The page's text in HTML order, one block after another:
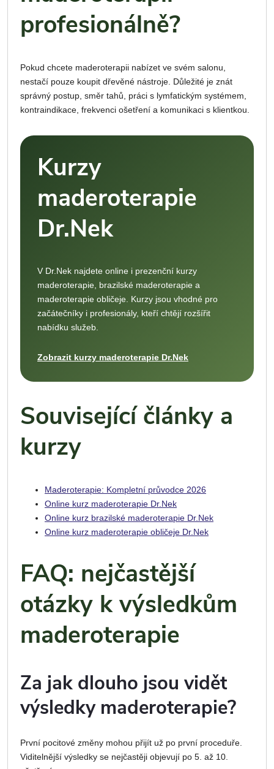
profesionálně?
Pokud chcete maderoterapii nabízet ve svém salonu,
nestačí pouze koupit dřevěné nástroje. Důležité je znát
správný postup, směr tahů, práci s lymfatickým systémem,
kontraindikace, frekvenci ošetření a komunikaci s klientkou.
Kurzy
maderoterapie
Dr.Nek
V Dr.Nek najdete online i prezenční kurzy
maderoterapie, brazilské maderoterapie a
maderoterapie obličeje. Kurzy jsou vhodné pro
začátečníky i profesionály, kteří chtějí rozšířit
nabídku služeb.
Zobrazit kurzy maderoterapie Dr.Nek
Související články a
kurzy
Maderoterapie: Kompletní průvodce 2026
Online kurz maderoterapie Dr.Nek
Online kurz brazilské maderoterapie Dr.Nek
Online kurz maderoterapie obličeje Dr.Nek
FAQ: nejčastější
otázky k výsledkům
maderoterapie
Za jak dlouho jsou vidět
výsledky maderoterapie?
První pocitové změny mohou přijít už po první proceduře.
Viditelnější výsledky se nejčastěji objevují po 5. až 10.